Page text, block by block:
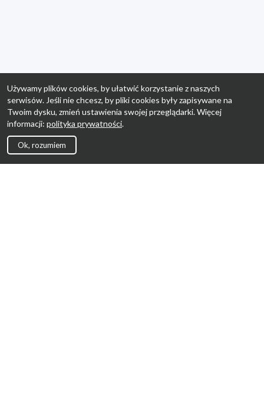
Używamy plików cookies, by ułatwić korzystanie z naszych
serwisów. Jeśli nie chcesz, by pliki cookies były zapisywane na
Twoim dysku, zmień ustawienia swojej przeglądarki. Więcej
informacji: polityka prywatności.
Ok, rozumiem